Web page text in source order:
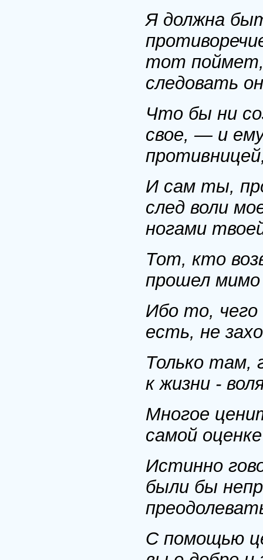
Я должна
тот поймет,
следовать
Что бы ни
свое, — и
И сам ты,
след воли
ногами
Тот, кто
прошел
Ибо то,
есть, не
Только там,
к жизни -
Многое
самой
Истинно
были бы
С помощью